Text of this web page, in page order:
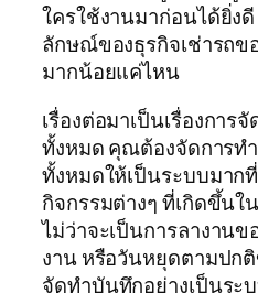
ใครใช้งานมาก่อนได้ยิ่ง
ลักษณ์ของธุรกิจเช่ารถ
มากน้อยแค่ไหน
เรื่องต่อมาเป็นเรื่องการ
ทั้งหมด คุณต้องจัดการท
ทั้งหมดให้เป็นระบบมาก
กิจกรรมต่างๆ ที่เกิดขึ้น
ไม่ว่าจะเป็นการลางาน
งาน หรือวันหยุดตามปก
จัดทำบันทึกอย่างเป็นระ